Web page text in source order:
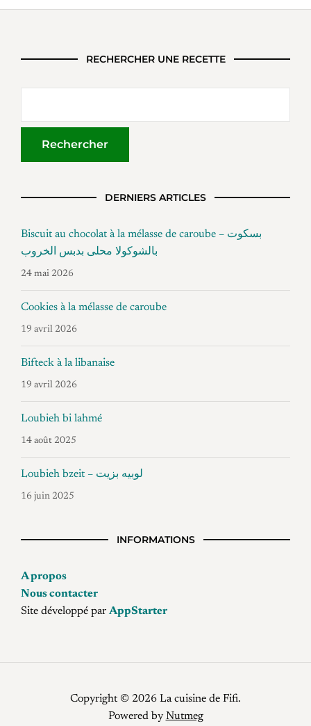
RECHERCHER UNE RECETTE
DERNIERS ARTICLES
Biscuit au chocolat à la mélasse de caroube – بسكوت
بالشوكولا محلى بدبس الخروب
24 mai 2026
Cookies à la mélasse de caroube
19 avril 2026
Bifteck à la libanaise
19 avril 2026
Loubieh bi lahmé
14 août 2025
Loubieh bzeit – لوبيه بزيت
16 juin 2025
INFORMATIONS
A propos
Nous contacter
Site développé par AppStarter
Copyright © 2026 La cuisine de Fifi.
Powered by Nutmeg